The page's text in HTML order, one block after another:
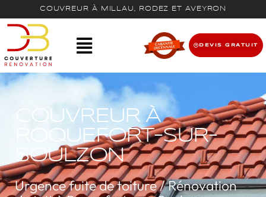
COUVREUR À MILLAU, RODEZ ET AVEYRON
DEVIS GRATUIT
COUVREUR À
ROQUEFORT-SUR-
SOULZON
Urgence fuite de toiture / Rénovation